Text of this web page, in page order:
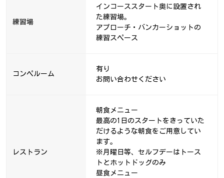
練習場
インコーススタート奥に設置され
た練習場。
アプローチ・バンカーショットの
練習スペース
コンペルーム
有り
お問い合わせください
レストラン
朝食メニュー
最高の1日のスタートをきっていた
だけるような朝食をご用意してい
ます。
※月曜日等、セルフデーはトース
トとホットドッグのみ
昼食メニュー